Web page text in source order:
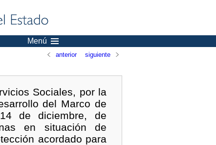
Menú
anterior siguiente
Sociales, por la
del Marco de
de diciembre, de
en situación de
acordado para